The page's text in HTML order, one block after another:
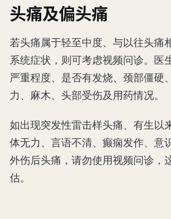
头痛及偏头痛
若头痛属于轻至中度、与以往头痛
系统症状，则可考虑视频问诊。医
严重程度、是否有发烧、颈部僵硬
力、麻木、头部受伤及用药情况。
如出现突发性雷击样头痛、有生以
体无力、言语不清、癫痫发作、意
外伤后头痛，请勿使用视频问诊，
估。